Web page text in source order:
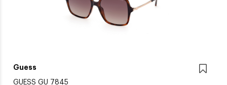
Guess
GUESS GU 7845